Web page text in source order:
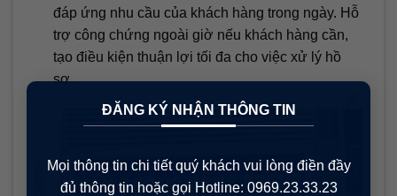
ĐĂNG KÝ NHẬN THÔNG TIN
Mọi thông tin chi tiết quý khách vui lòng điền đầy
đủ thông tin hoặc gọi Hotline: 0969.23.33.23
đáp ứng nhu cầu của khách hàng trong ngày. Hỗ
trợ công chứng ngoài giờ nếu khách hàng cần,
tạo điều kiện thuận lợi tối đa cho việc xử lý hồ
sơ.